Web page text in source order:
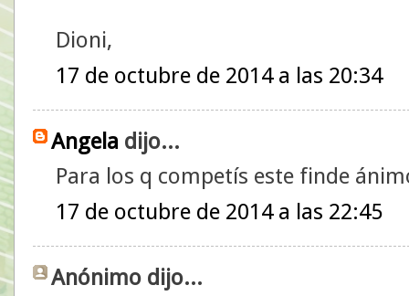
Dioni,
17 de octubre de 2014 a las 20:34
Angela dijo...
Para los q competís este finde
17 de octubre de 2014 a las 22:45
Anónimo dijo...